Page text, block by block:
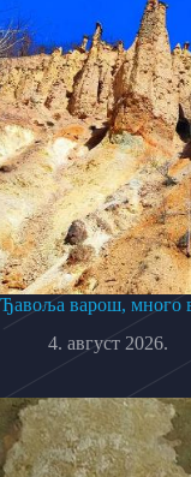
Ђавоља варош, много
4. август 2026.